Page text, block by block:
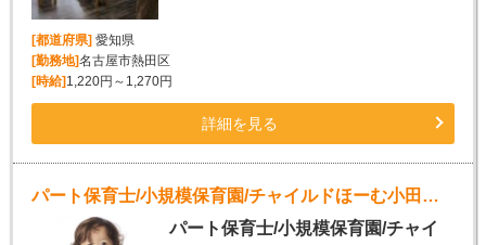
[都道府県] 愛知県
[勤務地]名古屋市熱田区
[時給] 1,220円～1,270円
詳細を見る
パート保育士/小規模保育園/チャイルドほーむ小田井園(名古屋市西区）
パート保育士/小規模保育園/チャイ